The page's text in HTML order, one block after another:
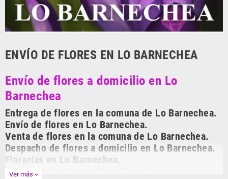
ENVÍO DE FLORES EN LO BARNECHEA
Envío de flores a domicilio en Lo
Barnechea
Entrega de flores en la comuna de Lo Barnechea.
Envío de flores en Lo Barnechea.
Venta de flores en la comuna de Lo Barnechea.
Despacho de flores a domicilio en Lo Barnechea.
Florerías en Lo Barnechea.
Flores en la comuna de Lo Barnechea.
Ver más expand_more